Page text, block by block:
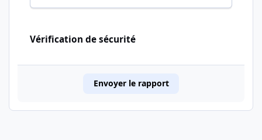
Vérification de sécurité
Envoyer le rapport